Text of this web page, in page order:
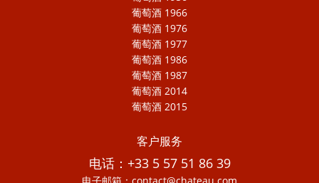
葡萄酒 1966
葡萄酒 1976
葡萄酒 1977
葡萄酒 1986
葡萄酒 1987
葡萄酒 2014
葡萄酒 2015
客户服务
电话：+33 5 57 51 86 39
电子邮箱：contact@chateau.com